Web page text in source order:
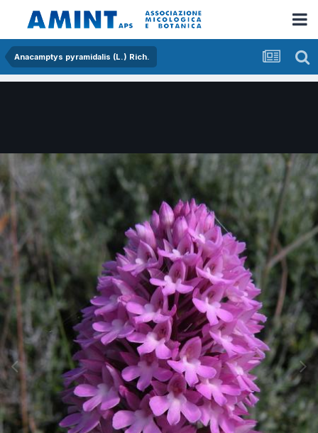
Anacamptys pyramidalis (L.) Rich.